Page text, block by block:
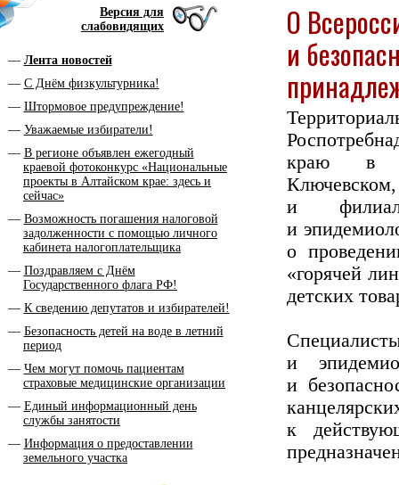
Версия для
слабовидящих
Лента новостей
С Днём физкультурника!
Штормовое предупреждение!
Уважаемые избиратели!
В регионе объявлен ежегодный
краевой фотоконкурс «Национальные
проекты в Алтайском крае: здесь и
сейчас»
Возможность погашения налоговой
задолженности с помощью личного
кабинета налогоплательщика
Поздравляем с Днём
Государственного флага РФ!
К сведению депутатов и избирателей!
Безопасность детей на воде в летний
период
Чем могут помочь пациентам
страховые медицинские организации
Единый информационный день
службы занятости
Информация о предоставлении
земельного участка
О
и
краю в
и
и
о
«горячей
детских
и
и
к